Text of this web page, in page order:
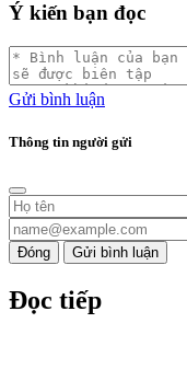
Ý kiến bạn đọc
Gửi bình luận
Thông tin người gửi
Đóng Gửi bình luận
Đọc tiếp